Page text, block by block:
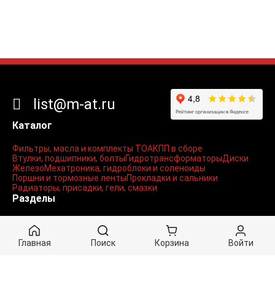
Каталог
Фильтры, масла и комплекты ТОАКПП в сборе
Втулки, подшипники, болтыГидротрансформаторыДиски
ЖелезоМехатроника, гидроблоки и соленоиды
Поршни и тормозные лентыПрокладки и сальники
Радиаторы, присадки, гели, смазки
Разделы
Личный кабинет
list@m-at.ru
Главная Поиск Корзина Войти